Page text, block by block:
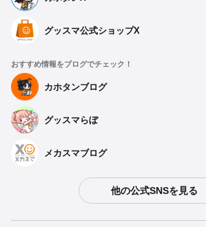
グッスマ公式ショップX
おすすめ情報をブログでチェック！
カホタンブログ
グッスマらぼ
メカスマブログ
他の公式SNSを見る